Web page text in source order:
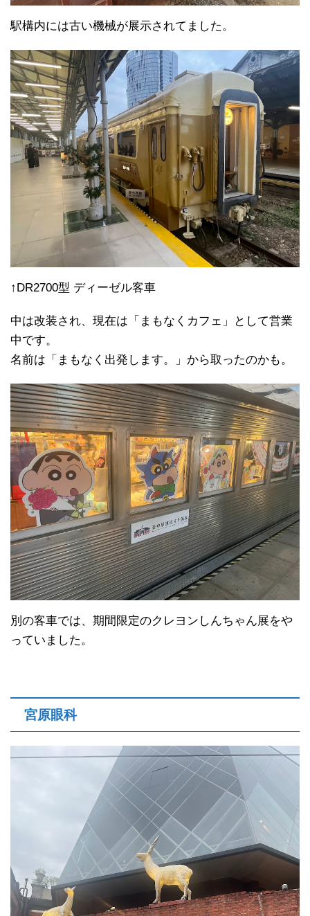
駅構内には古い機械が展示されてました。
↑DR2700型 ディーゼル客車
中は改装され、現在は「まもなくカフェ」として営業
中です。
名前は「まもなく出発します。」から取ったのかも。
別の客車では、期間限定のクレヨンしんちゃん展をや
っていました。
宮原眼科